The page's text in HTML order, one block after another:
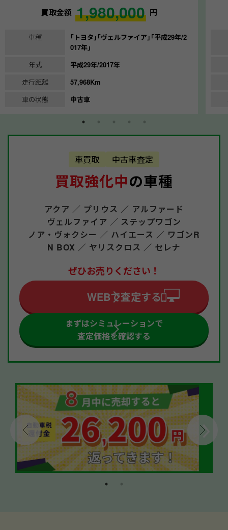
買取金額 1,980,000 円
車種
｢トヨタ｣｢ヴェルファイア｣｢平成29年/2
017年｣
年式
平成29年/2017年
走行距離
57,968Km
車の状態
中古車
車買取 中古車査定
買取強化中の車種
アクア ／ プリウス ／ アルファード
ヴェルファイア ／ ステップワゴン
ノア・ヴォクシー ／ ハイエース ／ ワゴンR
N BOX ／ ヤリスクロス ／ セレナ
ぜひお売りください！
WEBで査定する
まずはシミュレーションで
査定価格を確認する